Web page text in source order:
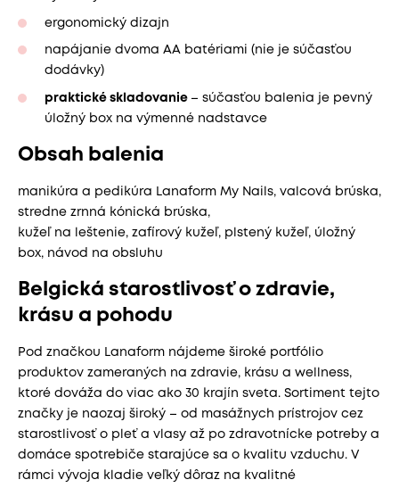
ergonomický dizajn
napájanie dvoma AA batériami (nie je súčasťou
dodávky)
praktické skladovanie – súčasťou balenia je pevný
úložný box na výmenné nadstavce
Obsah balenia
manikúra a pedikúra Lanaform My Nails, valcová brúska,
stredne zrnná kónická brúska,
kužeľ na leštenie, zafírový kužeľ, plstený kužeľ, úložný
box, návod na obsluhu
Belgická starostlivosť o zdravie,
krásu a pohodu
Pod značkou Lanaform nájdeme široké portfólio
produktov zameraných na zdravie, krásu a wellness,
ktoré dováža do viac ako 30 krajín sveta. Sortiment tejto
značky je naozaj široký – od masážnych prístrojov cez
starostlivosť o pleť a vlasy až po zdravotnícke potreby a
domáce spotrebiče starajúce sa o kvalitu vzduchu. V
rámci vývoja kladie veľký dôraz na kvalitné